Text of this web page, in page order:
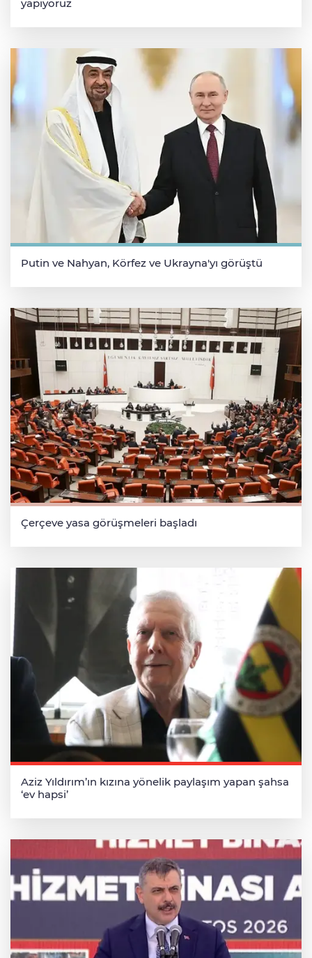
yapıyoruz
Putin ve Nahyan, Körfez ve Ukrayna'yı görüştü
Çerçeve yasa görüşmeleri başladı
Aziz Yıldırım’ın kızına yönelik paylaşım yapan şahsa
‘ev hapsi’